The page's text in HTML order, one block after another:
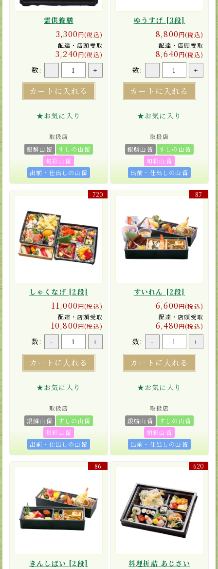
霊供養膳
3,300円(税込)
配達・店頭受取
3,240円(税込)
数: - +
カートに入れる
★お気に入り
取扱店
銀鱗山留
すしの山留
旬彩山留
出前・仕出しの山留
ゆうすげ [3段]
8,800円(税込)
配達・店頭受取
8,640円(税込)
数: - +
カートに入れる
★お気に入り
取扱店
銀鱗山留
すしの山留
旬彩山留
出前・仕出しの山留
720
しゃくなげ [2段]
11,000円(税込)
配達・店頭受取
10,800円(税込)
数: - +
カートに入れる
★お気に入り
取扱店
銀鱗山留
すしの山留
旬彩山留
出前・仕出しの山留
87
すいれん [2段]
6,600円(税込)
配達・店頭受取
6,480円(税込)
数: - +
カートに入れる
★お気に入り
取扱店
銀鱗山留
すしの山留
旬彩山留
出前・仕出しの山留
86
きんしばい [2段]
620
料理折詰 あじさい